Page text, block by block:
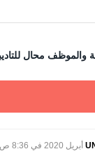
والموظف محال